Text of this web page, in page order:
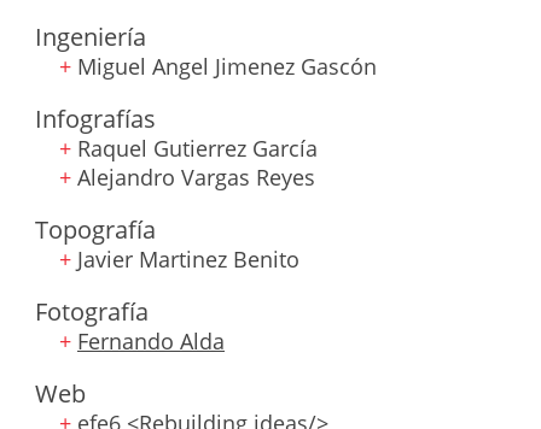
Ingeniería
+ Miguel Angel Jimenez Gascón
Infografías
+ Raquel Gutierrez García
+ Alejandro Vargas Reyes
Topografía
+ Javier Martinez Benito
Fotografía
+ Fernando Alda
Web
+ efe6 <Rebuilding ideas/>